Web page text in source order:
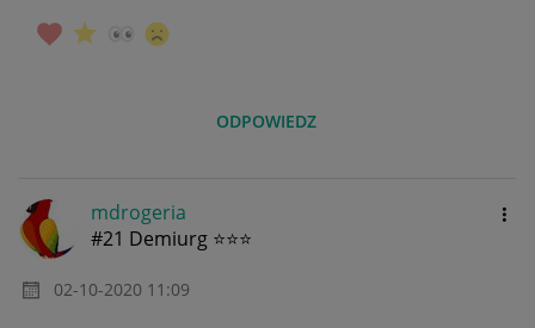
ODPOWIEDZ
mdrogeria
#21 Demiurg ⭐⭐⭐
‎02-10-2020 11:09